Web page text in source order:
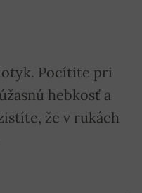
Pocítite pri
hebkosť a
že v rukách